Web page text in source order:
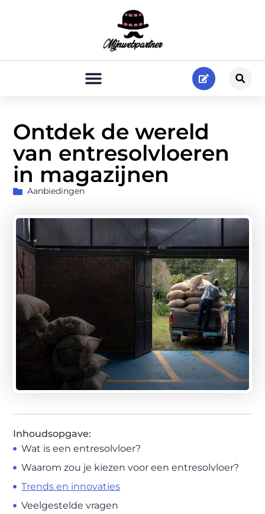
Ontdek de wereld
van entresolvloeren
in magazijnen
Aanbiedingen
Inhoudsopgave:
Wat is een entresolvloer?
Waarom zou je kiezen voor een entresolvloer?
Trends en innovaties
Veelgestelde vragen